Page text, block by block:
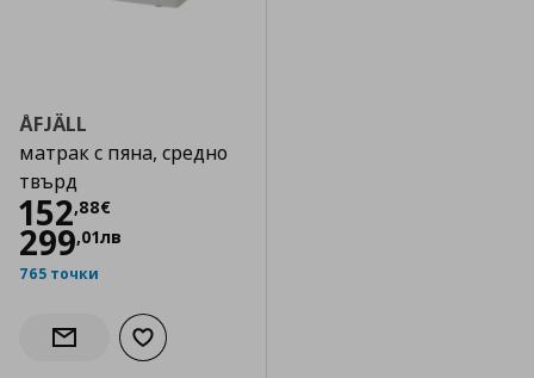
ÅFJÄLL
матрак с пяна, средно
твърд
152,88€
Цена
299,01лв
765 точки
Информирай ме за наличност
Добави към списъка с любими